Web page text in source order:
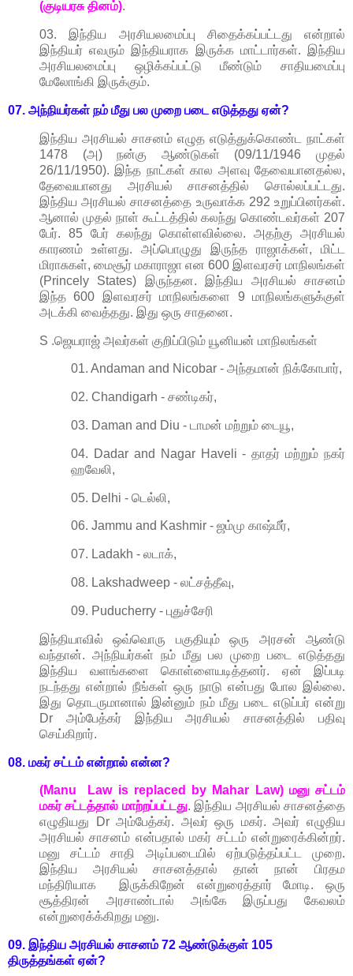
(குடியரசு தினம்).
03. இந்திய அரசியலமைப்பு சிதைக்கப்பட்டது என்றால்
இந்தியர் எவரும் இந்தியராக இருக்க மாட்டார்கள். இந்திய
அரசியலமைப்பு ஒழிக்கப்பட்டு மீண்டும் சாதியமைப்பு
மேலோங்கி இருக்கும்.
07. அந்நியர்கள் நம் மீது பல முறை படை எடுத்தது ஏன்?
இந்திய அரசியல் சாசனம் எழுத எடுத்துக்கொண்ட நாட்கள்
1478 (அ) நன்கு ஆண்டுகள் (09/11/1946 முதல்
26/11/1950). இந்த நாட்கள் கால அளவு தேவையானதல்ல,
தேவையானது அரசியல் சாசனத்தில் சொல்லப்பட்டது.
இந்திய அரசியல் சாசனத்தை உருவாக்க 292 உறுப்பினர்கள்.
ஆனால் முதல் நாள் கூட்டத்தில் கலந்து கொண்டவர்கள் 207
பேர். 85 பேர் கலந்து கொள்ளவில்லை. அதற்கு அரசியல்
காரணம் உள்ளது. அப்பொழுது இருந்த ராஜாக்கள், மிட்ட
மிராசுகள், மைசூர் மகாராஜா என 600 இளவரசர் மாநிலங்கள்
(Princely States) இருந்தன. இந்திய அரசியல் சாசனம்
இந்த 600 இளவரசர் மாநிலங்களை 9 மாநிலங்களுக்குள்
அடக்கி வைத்தது. இது ஒரு சாதனை.
S .ஜெயராஜ் அவர்கள் குறிப்பிடும் யூனியன் மாநிலங்கள்
01. Andaman and Nicobar - அந்தமான் நிக்கோபார்,
02. Chandigarh - சண்டிகர்,
03. Daman and Diu - டாமன் மற்றும் டையூ,
04. Dadar and Nagar Haveli - தாதர் மற்றும் நகர்
ஹவேலி,
05. Delhi - டெல்லி,
06. Jammu and Kashmir - ஜம்மு காஷ்மீர்,
07. Ladakh - லடாக்,
08. Lakshadweep - லட்சத்தீவு,
09. Puducherry - புதுச்சேரி
இந்தியாவில் ஒவ்வொரு பகுதியும் ஒரு அரசன் ஆண்டு
வந்தான். அந்நியர்கள் நம் மீது பல முறை படை எடுத்தது
இந்திய வளங்களை கொள்ளையடித்தனர். ஏன் இப்படி
நடந்தது என்றால் நீங்கள் ஒரு நாடு என்பது போல இல்லை.
இது தொடருமானால் இன்னும் நம் மீது படை எடுப்பர் என்று
Dr அம்பேத்கர் இந்திய அரசியல் சாசனத்தில் பதிவு
செய்கிறார்.
08. மகர் சட்டம் என்றால் என்ன?
(Manu Law is replaced by Mahar Law) மனு சட்டம்
மகர் சட்டத்தால் மாற்றப்பட்டது. இந்திய அரசியல் சாசனத்தை
எழுதியது Dr அம்பேத்கர். அவர் ஒரு மகர். அவர் எழுதிய
அரசியல் சாசனம் என்பதால் மகர் சட்டம் என்றுரைக்கின்றர்.
மனு சட்டம் சாதி அடிப்படையில் ஏற்படுத்தப்பட்ட முறை.
இந்திய அரசியல் சாசனத்தால் தான் நான் பிரதம
மந்திரியாக இருக்கிறேன் என்றுரைத்தார் மோடி. ஒரு
சூத்திரன் அரசாண்டால் அங்கே இருப்பது கேவலம்
என்றுரைக்க்கிறது மனு.
09. இந்திய அரசியல் சாசனம் 72 ஆண்டுக்குள் 105
திருத்தங்கள் ஏன்?